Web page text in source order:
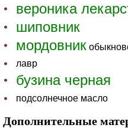
вероника
шиповник
мордовник
лавр
бузина черная
подсолнечное масло
Дополнительные